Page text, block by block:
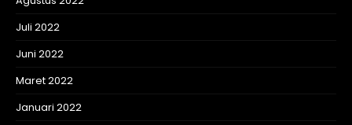
Juli 2022
Juni 2022
Maret 2022
Januari 2022